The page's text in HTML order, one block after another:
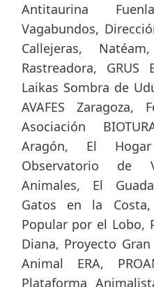
Antitaurina
Vagabundos,
Callejeras,
Rastreadora, GRUS
Laikas Sombra de
AVAFES Zaragoza,
Asociación
Aragón, El
Observatorio de
Animales, El
Gatos en la Costa,
Popular por el Lobo,
Diana, Proyecto
Animal ERA,
Plataforma